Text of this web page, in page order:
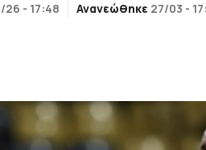
26 - 17:48 Ανανεώθηκε 27/03 -